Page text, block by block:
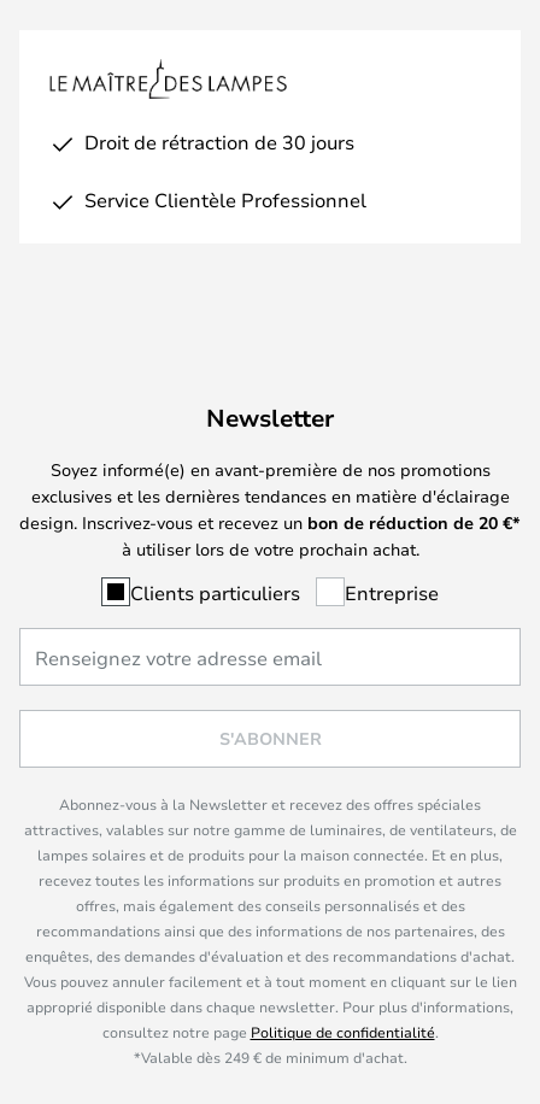
Droit de rétraction de 30 jours
Service Clientèle Professionnel
Newsletter
Soyez informé(e) en avant-première de nos promotions
exclusives et les dernières tendances en matière d'éclairage
design. Inscrivez-vous et recevez un bon de réduction de 20 €*
à utiliser lors de votre prochain achat.
Clients particuliers Entreprise
S'ABONNER
Abonnez-vous à la Newsletter et recevez des offres spéciales
attractives, valables sur notre gamme de luminaires, de ventilateurs, de
lampes solaires et de produits pour la maison connectée. Et en plus,
recevez toutes les informations sur produits en promotion et autres
offres, mais également des conseils personnalisés et des
recommandations ainsi que des informations de nos partenaires, des
enquêtes, des demandes d'évaluation et des recommandations d'achat.
Vous pouvez annuler facilement et à tout moment en cliquant sur le lien
approprié disponible dans chaque newsletter. Pour plus d'informations,
consultez notre page Politique de confidentialité.
*Valable dès 249 € de minimum d'achat.